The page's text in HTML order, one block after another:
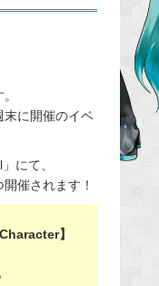
末に開催のイベ
にて、
催されます！
】